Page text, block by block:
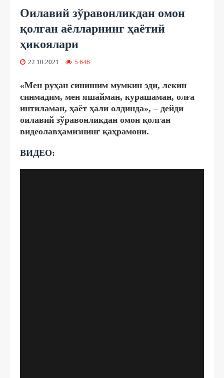
Оилавий зўравонликдан омон
қолган аёлларнинг ҳаётий
ҳикоялари
22.10.2021 5 646
«Мен руҳан синишим мумкин эди, лекин
синмадим, мен яшайман, курашаман, олға
интиламан, ҳаёт ҳали олдинда», – дейди
оилавий зўравонликдан омон қолган
видеолавҳамизнинг қаҳрамони.
ВИДЕО: